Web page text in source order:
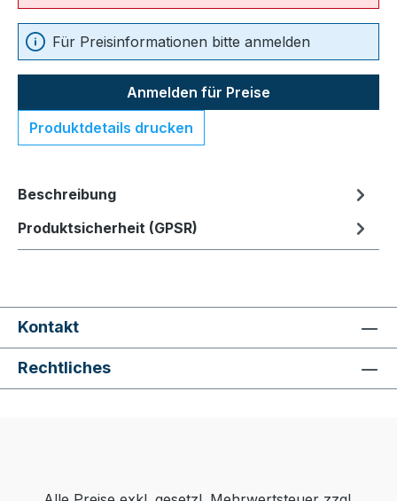
Für Preisinformationen bitte anmelden
Anmelden für Preise
Produktdetails drucken
Beschreibung
Produktsicherheit (GPSR)
Kontakt
Rechtliches